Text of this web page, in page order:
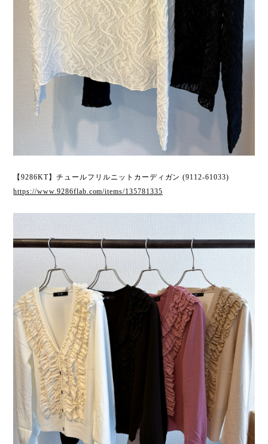
【9286KT】チュールフリルニットカーディガン (9112-61033)
https://www.9286flab.com/items/135781335